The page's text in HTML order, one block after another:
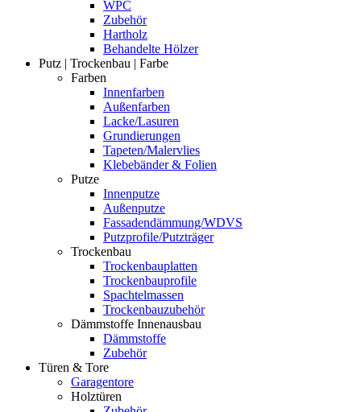
WPC
Zubehör
Hartholz
Behandelte Hölzer
Putz | Trockenbau | Farbe
Farben
Innenfarben
Außenfarben
Lacke/Lasuren
Grundierungen
Tapeten/Malervlies
Klebebänder & Folien
Putze
Innenputze
Außenputze
Fassadendämmung/WDVS
Putzprofile/Putzträger
Trockenbau
Trockenbauplatten
Trockenbauprofile
Spachtelmassen
Trockenbauzubehör
Dämmstoffe Innenausbau
Dämmstoffe
Zubehör
Türen & Tore
Garagentore
Holztüren